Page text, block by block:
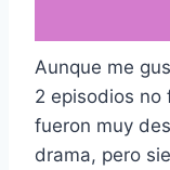
Aunque me
2 episodios no
fueron muy
drama, pero